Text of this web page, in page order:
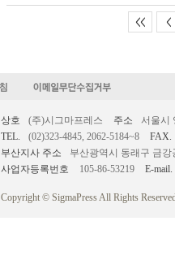
<< <
상호 (주)시그마프레스 주소
서울시
TEL.
(02)323-4845, 2062-5184~8
FAX.
부산지사 주소
부산광역시 동래구 금강
사업자등록번호
105-86-53219 E-mail.
Copyright © SigmaPress All Rights